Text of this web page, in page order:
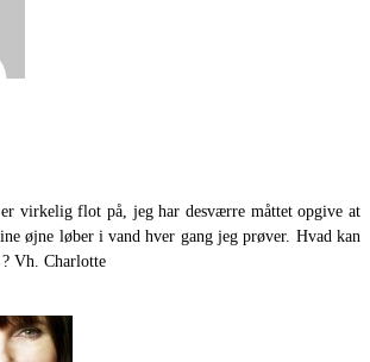
virkelig flot på, jeg har desværre måttet opgive at
øjne løber i vand hver gang jeg prøver. Hvad kan
Vh. Charlotte